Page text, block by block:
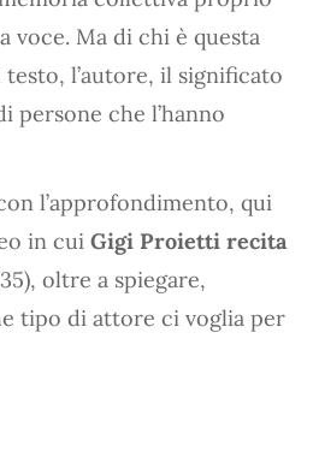
voce. Ma di chi è questa
l’autore, il significato
persone che l’hanno
l’approfondimento, qui
in cui Gigi Proietti recita
oltre a spiegare,
tipo di attore ci voglia per